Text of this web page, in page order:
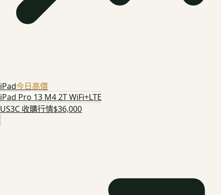
iPad今日高價
iPad Pro 13 M4 2T WiFi+LTE
US3C 收購行情$36,000